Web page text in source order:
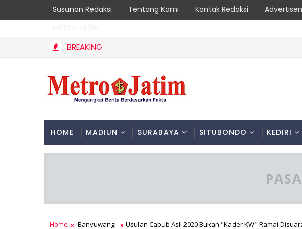
Susunan Redaksi Tentang Kami Kontak Redaksi
BREAKING
HOME MADIUN SURABAYA SITUBONDO KEDIRI
Home Banyuwangi Usulan Cabub Asli 2020 Bukan "Kader KW" Ramai